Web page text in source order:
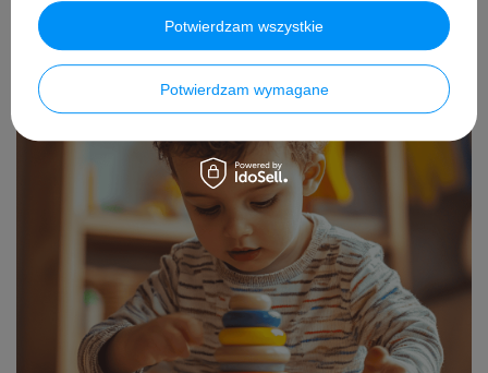
Czytaj więcej
Potwierdzam wymagane
Potwierdzam wszystkie